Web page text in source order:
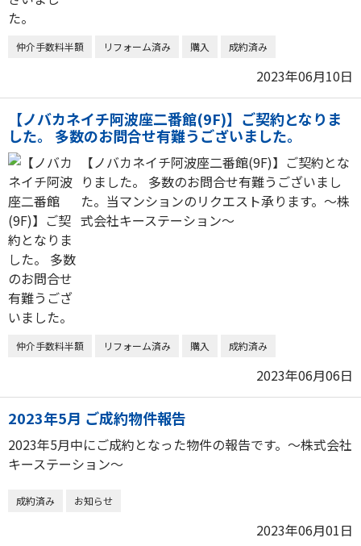
仲介手数料半額 リフォーム済み 購入 成約済み
2023年06月10日
【ノバカネイチ阿波座二番館(9F)】ご契約となりま
した。 多数のお問合せ有難うございました。
【ノバカネイチ阿波座二番館(9F)】ご契約とな
りました。 多数のお問合せ有難うございまし
た。当マンションのリクエスト承ります。～株
式会社キーステーション～
仲介手数料半額 リフォーム済み 購入 成約済み
2023年06月06日
2023年5月 ご成約物件報告
2023年5月中にご成約となった物件の報告です。～株式会社
キーステーション～
成約済み お知らせ
2023年06月01日